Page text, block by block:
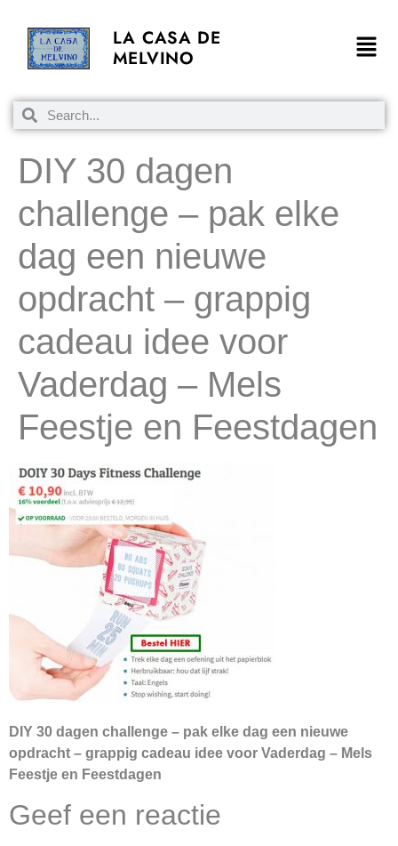
LA CASA DE
MELVINO
DIY 30 dagen
challenge – pak elke
dag een nieuwe
opdracht – grappig
cadeau idee voor
Vaderdag – Mels
Feestje en Feestdagen
DIY 30 dagen challenge – pak elke dag een nieuwe
opdracht – grappig cadeau idee voor Vaderdag – Mels
Feestje en Feestdagen
Geef een reactie